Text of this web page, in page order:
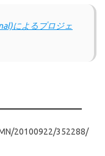
によるプロジェ
20100922/352288/